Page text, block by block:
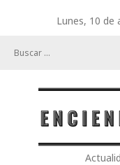
Lunes, 10 de